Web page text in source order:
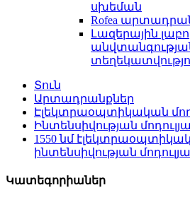
սխեման
Rofea
Լազերային
Տուն
Արտադրանքներ
Էլեկտրաօպտիկական
Ինտենսիվության
1550 նմ
ինտենսիվության
Կատեգորիաներ